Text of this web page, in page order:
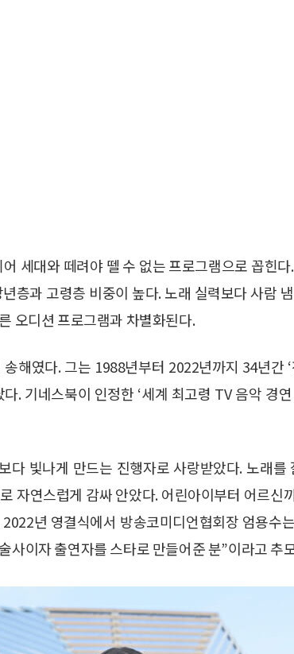
어 세대와 떼려야 뗄 수 없는 프로그램으로 꼽힌
층과 고령층 비중이 높다. 노래 실력보다 사람
오디션 프로그램과 차별화된다.
해였다. 그는 1988년부터 2022년까지 34년간
. 기네스북이 인정한 ‘세계 최고령 TV 음악 경
다 빛나게 만드는 진행자로 사랑받았다. 노래
자연스럽게 감싸 안았다. 어린아이부터 어르신
년 영결식에서 방송코미디언협회장 엄용수
사이자 출연자를 스타로 만들어준 분”이라고 추